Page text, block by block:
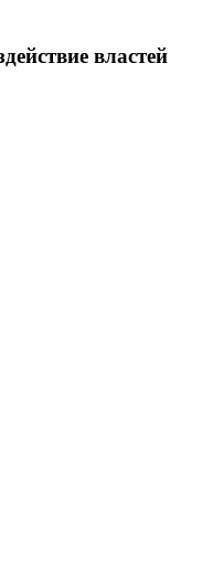
властей